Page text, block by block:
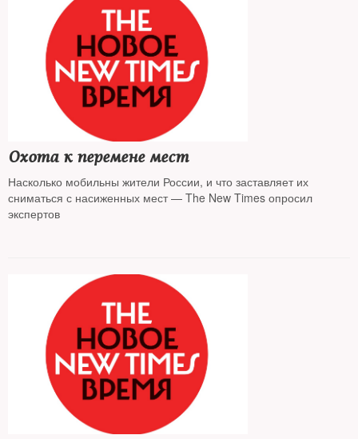
Охота к перемене мест
Насколько мобильны жители России, и что заставляет их
сниматься с насиженных мест — The New Times опросил
экспертов